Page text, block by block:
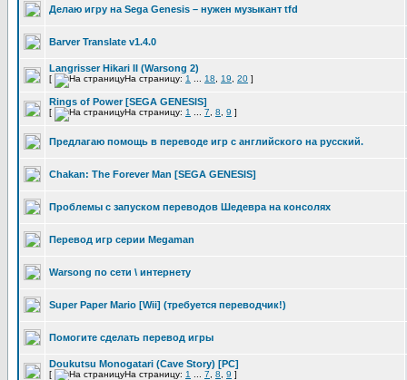
Делаю игру на Sega Genesis – нужен музыкант tfd
Barver Translate v1.4.0
Langrisser Hikari II (Warsong 2)
[ На страницу: 1 18 19 20 ]
Rings of Power [SEGA GENESIS]
[ На страницу: 1 7 8 9 ]
Предлагаю помощь в переводе игр с английского на русский.
Chakan: The Forever Man [SEGA GENESIS]
Проблемы с запуском переводов Шедевра на консолях
Перевод игр серии Megaman
Warsong по сети \ интернету
Super Paper Mario [Wii] (требуется переводчик!)
Помогите сделать перевод игры
Doukutsu Monogatari (Cave Story) [PC]
[ На страницу: 1 7 8 9 ]